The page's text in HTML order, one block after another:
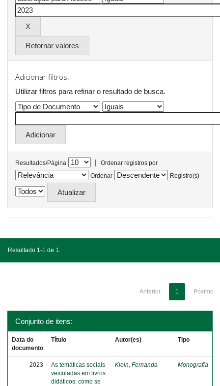
Retornar valores
Adicionar filtros:
Utilizar filtros para refinar o resultado de busca.
Resultados/Página |
Ordenar registros por
Ordenar
Registro(s)
Resultado 1-1 de 1.
Anterior 1 Póximo
Conjunto de itens:
Data do
documento
Título Autor(es) Tipo
2023
As temáticas sociais
veiculadas em livros
didáticos: como se
Klein, Fernanda Monografia